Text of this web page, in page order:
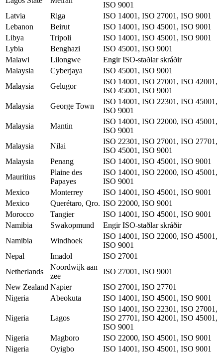
ISO 9001
Latvia
Riga
ISO 14001, ISO 27001, ISO 9001
Lebanon
Beirut
ISO 14001, ISO 45001, ISO 9001
Libya
Tripoli
ISO 14001, ISO 45001, ISO 9001
Lybia
Benghazi
ISO 45001, ISO 9001
Malawi
Lilongwe
Engir ISO-staðlar skráðir
Malaysia
Cyberjaya
ISO 45001, ISO 9001
Malaysia
Gelugor
ISO 14001, ISO 27001, ISO 42001,
ISO 45001, ISO 9001
Malaysia
George Town
ISO 14001, ISO 22301, ISO 45001,
ISO 9001
Malaysia
Mantin
ISO 14001, ISO 22000, ISO 45001,
ISO 9001
Malaysia
Nilai
ISO 22301, ISO 27001, ISO 27701,
ISO 45001, ISO 9001
Malaysia
Penang
ISO 14001, ISO 45001, ISO 9001
Mauritius
Plaine des
Papayes
ISO 14001, ISO 22000, ISO 45001,
ISO 9001
Mexico
Monterrey
ISO 14001, ISO 45001, ISO 9001
Mexico
Querétaro, Qro. ISO 22000, ISO 9001
Morocco
Tangier
ISO 14001, ISO 45001, ISO 9001
Namibia
Swakopmund
Engir ISO-staðlar skráðir
Namibia
Windhoek
ISO 14001, ISO 22000, ISO 45001,
ISO 9001
Nepal
Imadol
ISO 27001
Netherlands
Noordwijk aan
zee
ISO 27001, ISO 9001
New Zealand Napier
ISO 27001, ISO 27701
Nigeria
Abeokuta ISO 14001, ISO 45001, ISO 9001
Nigeria Lagos
ISO 14001, ISO 22301, ISO 27001,
ISO 27701, ISO 42001, ISO 45001,
ISO 9001
Nigeria
Magboro
ISO 22000, ISO 45001, ISO 9001
Nigeria
Oyigbo
ISO 14001, ISO 45001, ISO 9001